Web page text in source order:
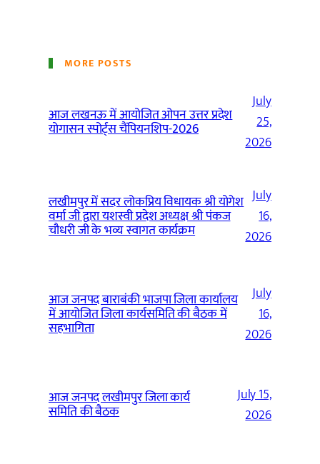
MORE POSTS
आज लखनऊ में आयोजित ओपन उत्तर प्रदेश
योगासन स्पोर्ट्स चैंपियनशिप-2026
July
25,
2026
लखीमपुर में सदर लोकप्रिय विधायक श्री योगेश
वर्मा जी द्वारा यशस्वी प्रदेश अध्यक्ष श्री पंकज
चौधरी जी के भव्य स्वागत कार्यक्रम
July
16,
2026
आज जनपद बाराबंकी भाजपा जिला कार्यालय
में आयोजित जिला कार्यसमिति की बैठक में
सहभागिता
July
16,
2026
आज जनपद लखीमपुर जिला कार्य
समिति की बैठक
July 15,
2026